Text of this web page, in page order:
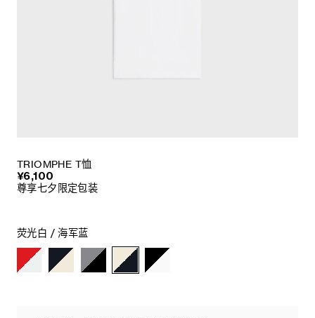
TRIOMPHE T恤
¥6,100
尊享七夕限定包装
荧光白 / 海军蓝